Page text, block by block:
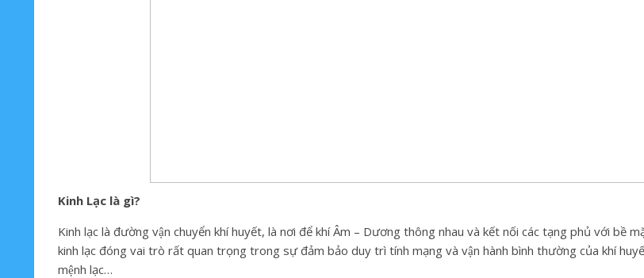
Kinh Lạc là gì?
Kinh lạc là đường vận chuyển khí huyết, là nơi để khí Âm – Dương thông nhau và kết nối các tạng phủ với bề
kinh lạc đóng vai trò rất quan trọng trong sự đảm bảo duy trì tính mạng và vận hành bình thường của khí
mệnh lạc…